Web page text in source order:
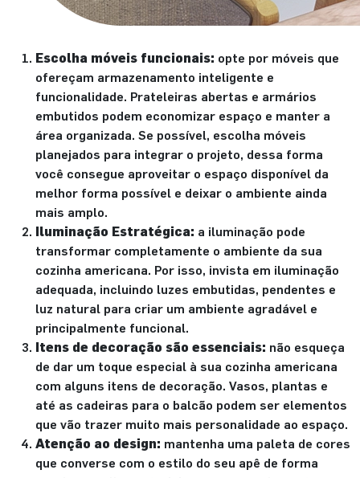
Escolha móveis funcionais: opte por móveis que
ofereçam armazenamento inteligente e
funcionalidade. Prateleiras abertas e armários
embutidos podem economizar espaço e manter a
área organizada. Se possível, escolha móveis
planejados para integrar o projeto, dessa forma
você consegue aproveitar o espaço disponível da
melhor forma possível e deixar o ambiente ainda
mais amplo.
Iluminação Estratégica: a iluminação pode
transformar completamente o ambiente da sua
cozinha americana. Por isso, invista em iluminação
adequada, incluindo luzes embutidas, pendentes e
luz natural para criar um ambiente agradável e
principalmente funcional.
Itens de decoração são essenciais: não esqueça
de dar um toque especial à sua cozinha americana
com alguns itens de decoração. Vasos, plantas e
até as cadeiras para o balcão podem ser elementos
que vão trazer muito mais personalidade ao espaço.
Atenção ao design: mantenha uma paleta de cores
que converse com o estilo do seu apê de forma